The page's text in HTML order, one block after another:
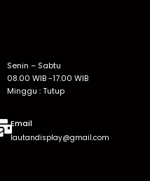
Senin – Sabtu
08.00 WIB -17.00 WIB
Minggu : Tutup
Email
lautandisplay@gmail.com